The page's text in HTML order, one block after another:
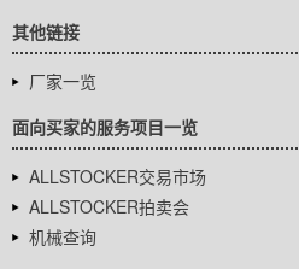
其他链接
厂家一览
面向买家的服务项目一览
ALLSTOCKER交易市场
ALLSTOCKER拍卖会
机械查询